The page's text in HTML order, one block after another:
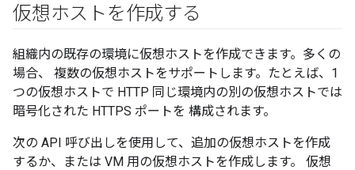
仮想ホストを作成する
組織内の既存の環境に仮想ホストを作成できます。多くの
場合、 複数の仮想ホストをサポートします。たとえば、1
つの仮想ホストで HTTP 同じ環境内の別の仮想ホストでは
暗号化された HTTPS ポートを 構成されます。
次の API 呼び出しを使用して、追加の仮想ホストを作成
するか、または VM 用の仮想ホストを作成します。 仮想